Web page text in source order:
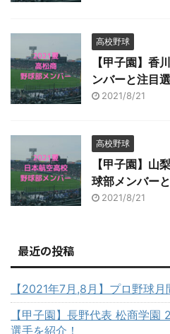
高校野球
【甲子園】香
ンバーと注目
2021/8/21
高校野球
【甲子園】山
球部メンバー
2021/8/21
最近の投稿
【2021年7月,8月】プロ野球
【甲子園】長野代表 松商学園
選手を紹介！